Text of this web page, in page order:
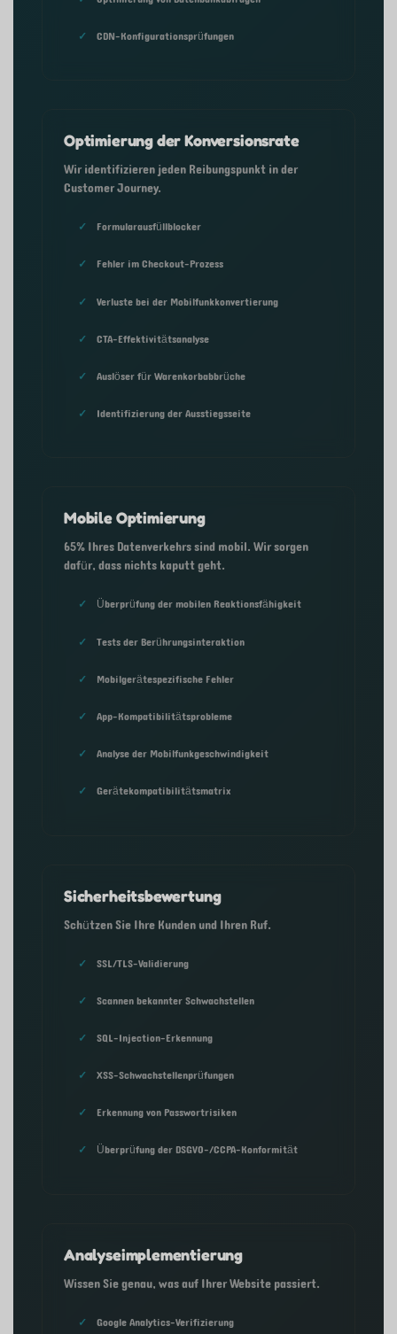
CDN-Konfigurationsprüfungen
Optimierung der Konversionsrate
Wir identifizieren jeden Reibungspunkt in der
Customer Journey.
Formularausfüllblocker
Fehler im Checkout-Prozess
Verluste bei der Mobilfunkkonvertierung
CTA-Effektivitätsanalyse
Auslöser für Warenkorbabbrüche
Identifizierung der Ausstiegsseite
Mobile Optimierung
65% Ihres Datenverkehrs sind mobil. Wir sorgen
dafür, dass nichts kaputt geht.
Überprüfung der mobilen Reaktionsfähigkeit
Tests der Berührungsinteraktion
Mobilgerätespezifische Fehler
App-Kompatibilitätsprobleme
Analyse der Mobilfunkgeschwindigkeit
Gerätekompatibilitätsmatrix
Sicherheitsbewertung
Schützen Sie Ihre Kunden und Ihren Ruf.
SSL/TLS-Validierung
Scannen bekannter Schwachstellen
SQL-Injection-Erkennung
XSS-Schwachstellenprüfungen
Erkennung von Passwortrisiken
Überprüfung der DSGVO-/CCPA-Konformität
Analyseimplementierung
Wissen Sie genau, was auf Ihrer Website passiert.
Google Analytics-Verifizierung